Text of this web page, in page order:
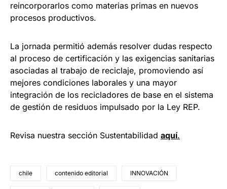
reincorporarlos como materias primas en nuevos
procesos productivos.
La jornada permitió además resolver dudas respecto
al proceso de certificación y las exigencias sanitarias
asociadas al trabajo de reciclaje, promoviendo así
mejores condiciones laborales y una mayor
integración de los recicladores de base en el sistema
de gestión de residuos impulsado por la Ley REP.
Revisa nuestra sección Sustentabilidad aquí.
chile contenido editorial INNOVACIÓN